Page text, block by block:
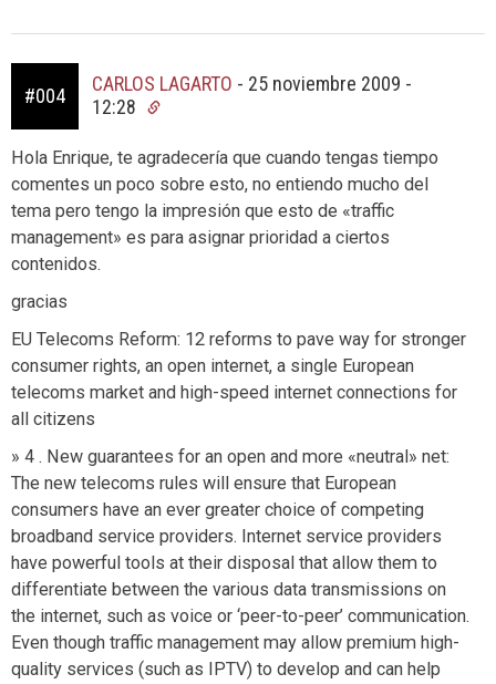
#004
CARLOS LAGARTO - 25 noviembre 2009 -
12:28
Hola Enrique, te agradecería que cuando tengas tiempo
comentes un poco sobre esto, no entiendo mucho del
tema pero tengo la impresión que esto de «traffic
management» es para asignar prioridad a ciertos
contenidos.
gracias
EU Telecoms Reform: 12 reforms to pave way for stronger
consumer rights, an open internet, a single European
telecoms market and high-speed internet connections for
all citizens
» 4 . New guarantees for an open and more «neutral» net:
The new telecoms rules will ensure that European
consumers have an ever greater choice of competing
broadband service providers. Internet service providers
have powerful tools at their disposal that allow them to
differentiate between the various data transmissions on
the internet, such as voice or ‘peer-to-peer’ communication.
Even though traffic management may allow premium high-
quality services (such as IPTV) to develop and can help